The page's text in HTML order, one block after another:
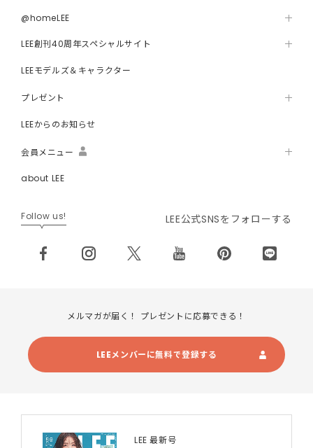
@homeLEE
LEE創刊40周年スペシャルサイト
LEEモデルズ＆キャラクター
プレゼント
LEEからのお知らせ
会員メニュー
about LEE
Follow us! LEE公式SNSをフォローする
メルマガが届く！ プレゼントに応募できる！
LEEメンバーに無料で登録する
LEE 最新号